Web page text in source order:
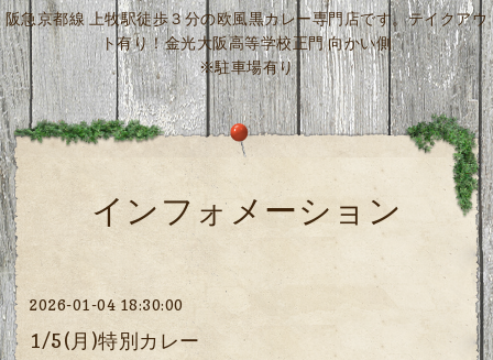
阪急京都線 上牧駅徒歩３分の欧風黒カレー専門店です。テイクアウ
ト有り！金光大阪高等学校正門 向かい側
※駐車場有り
インフォメーション
2026-01-04 18:30:00
1/5(月)特別カレー